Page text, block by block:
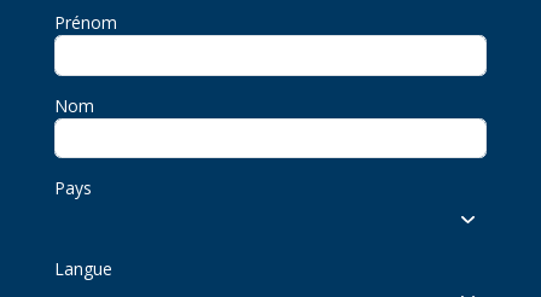
Prénom
Nom
Pays
Langue